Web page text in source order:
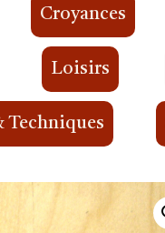
Croyances
Loisirs
Techniques